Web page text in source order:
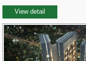
View detail